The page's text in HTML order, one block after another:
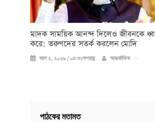
মাদক সাময়িক আনন্দ দিলেও জীবনকে
করে: তরুণদের সতর্ক করলেন মোদি
আগ ২, ২০২৬ / ০৪:৩১অপরাহ্ণ আন্তর্জাতিক
পাঠকের মতামত